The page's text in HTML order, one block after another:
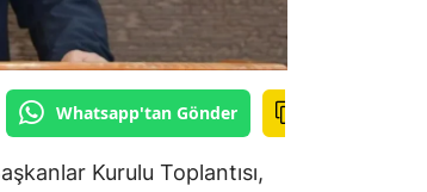
Whatsapp'tan Gönder
Kurulu Toplantısı,